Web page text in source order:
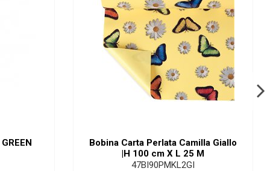
Bobina Carta Perlata Camilla Giallo
|H 100 cm X L 25 M
47BI90PMKL2GI